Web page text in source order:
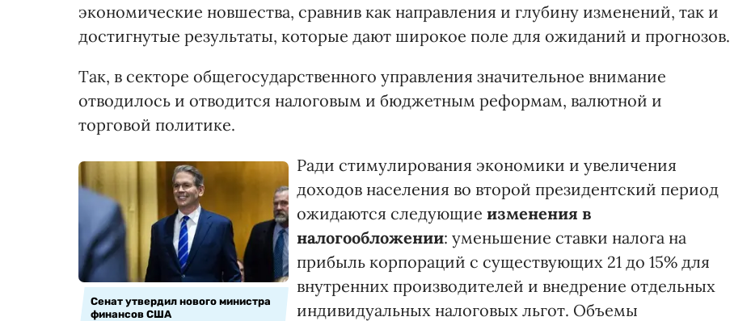
экономические новшества, сравнив как направления и глубину изменений, так и
достигнутые результаты, которые дают широкое поле для ожиданий и прогнозов.
Так, в секторе общегосударственного управления значительное внимание
отводилось и отводится налоговым и бюджетным реформам, валютной и
торговой политике.
Сенат утвердил нового министра
финансов США
Ради стимулирования экономики и увеличения
доходов населения во второй президентский период
ожидаются следующие изменения в
налогообложении: уменьшение ставки налога на
прибыль корпораций с существующих 21 до 15% для
внутренних производителей и внедрение отдельных
индивидуальных налоговых льгот. Объемы